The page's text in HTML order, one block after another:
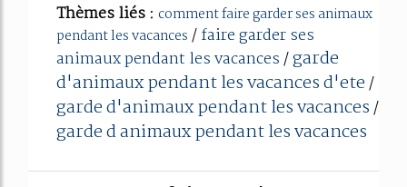
Thèmes liés : comment faire garder ses animaux
pendant les vacances /faire garder ses
animaux pendant les vacances/garde
d'animaux pendant les vacances d'ete/
garde d'animaux pendant les vacances/
garde d animaux pendant les vacances